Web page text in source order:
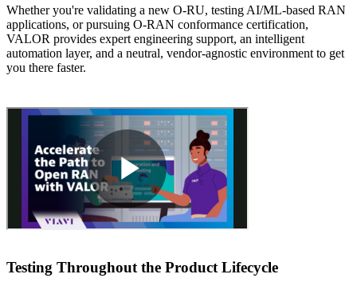
Whether you're validating a new O-RU, testing AI/ML-based RAN
applications, or pursuing O-RAN conformance certification,
VALOR provides expert engineering support, an intelligent
automation layer, and a neutral, vendor-agnostic environment to get
you there faster.
Testing Throughout the Product Lifecycle